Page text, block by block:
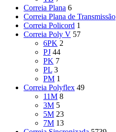
Correia Plana 6
Correia Plana de Transmissão
Correia Policord 1
Correia Poly V 57
6PK 2
PJ 44
PK 7
PL 3
PM 1
Correia Polyflex 49
11M 8
3M 5
5M 23
7M 13